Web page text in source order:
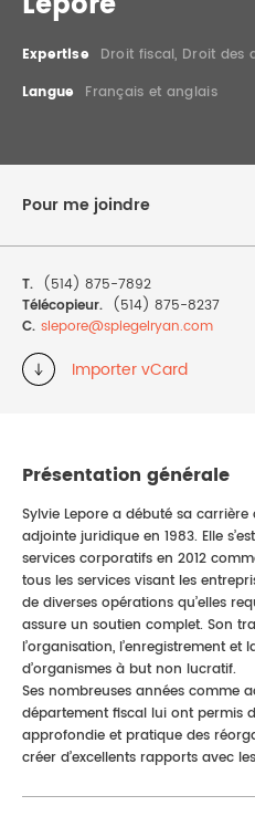
DROIT IMMOBILIER
STAGES
Expertise
Droit fiscal, Droit des
Langue
Français et anglais
Pour me joindre
T. (514) 875-7892
Télécopieur. (514) 875-8237
C. slepore@spiegelryan.com
Importer vCard
Présentation générale
Sylvie Lepore a débuté sa
adjointe juridique en 1983. Elle
services corporatifs en 2012
tous les services visant les
de diverses opérations qu’elles
assure un soutien complet. Son
l’organisation, l’enregistrement
d’organismes à but non lucratif.
Ses nombreuses années comme
département fiscal lui ont permis
approfondie et pratique des
créer d’excellents rapports avec